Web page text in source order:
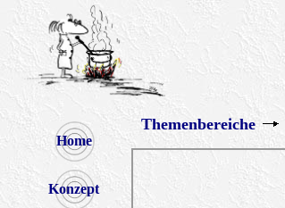
Home
Konzept
Themenbereiche